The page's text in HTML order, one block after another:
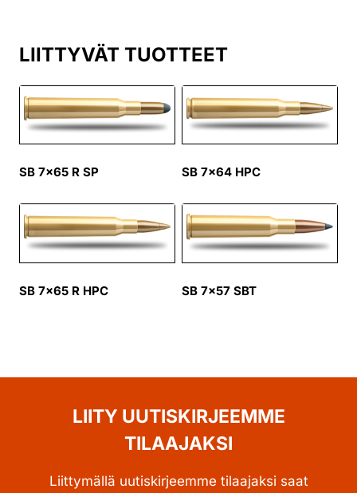
LIITTYVÄT TUOTTEET
SB 7×65 R SP SB 7×64 HPC
SB 7×65 R HPC SB 7×57 SBT
LIITY UUTISKIRJEEMME
TILAAJAKSI
Liittymällä uutiskirjeemme tilaajaksi saat